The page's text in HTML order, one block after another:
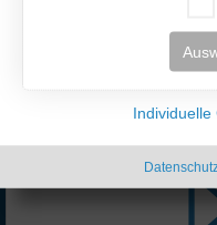
46
Stand:
Individuelle